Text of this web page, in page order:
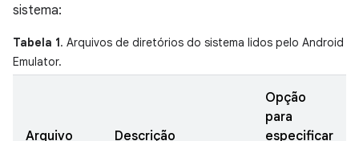
sistema:
Tabela 1. Arquivos de diretórios do sistema lidos pelo Android
Emulator.
Arquivo Descrição
Opção
para
especificar